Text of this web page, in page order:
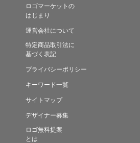
ロゴマーケットの
はじまり
運営会社について
特定商品取引法に
基づく表記
プライバシーポリシー
キーワード一覧
サイトマップ
デザイナー募集
ロゴ無料提案
とは